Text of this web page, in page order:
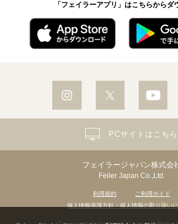
「フェイラーアプリ」はこちらからダ
フェイラージャパン株式会
Feiler Japan Co.,Ltd.
利用規約
ご利用ガイド
個人情報保護方針・個人情報の取り扱い
PCサイトはこちら